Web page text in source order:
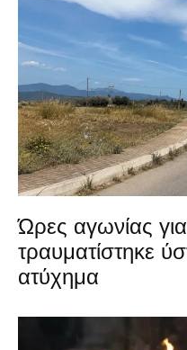
Ώρες αγωνίας
τραυματίστηκε
ατύχημα